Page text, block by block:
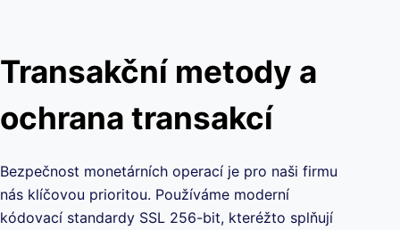
Transakční metody a
ochrana transakcí
Bezpečnost monetárních operací je pro naši firmu
nás klíčovou prioritou. Používáme moderní
kódovací standardy SSL 256-bit, kteréžto splňují